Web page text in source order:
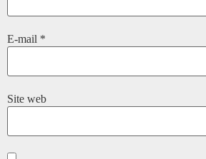
E-mail *
Site web